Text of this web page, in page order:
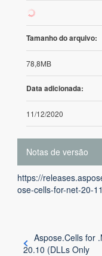
52
Tamanho do arquivo:
78,8MB
Data adicionada:
11/12/2020
Notas de versão
https://
ose-cells-for-net-20-
Aspose.Cells for
20.10 (DLLs Only